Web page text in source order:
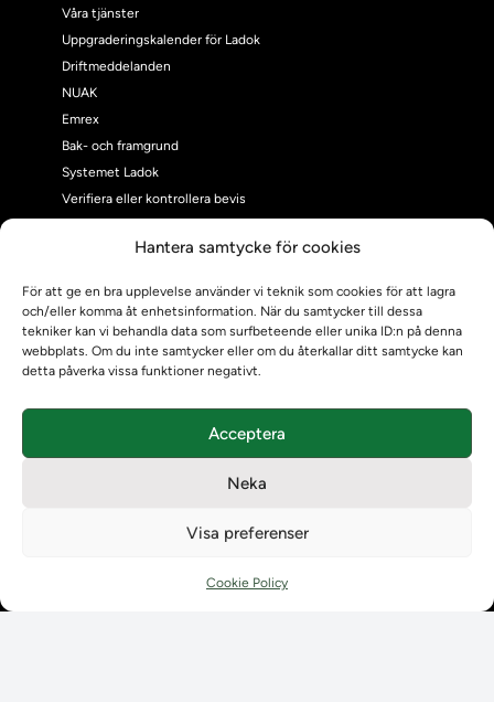
Hantera samtycke för cookies
För att ge en bra upplevelse använder vi teknik som cookies för att lagra
och/eller komma åt enhetsinformation. När du samtycker till dessa
tekniker kan vi behandla data som surfbeteende eller unika ID:n på denna
webbplats. Om du inte samtycker eller om du återkallar ditt samtycke kan
detta påverka vissa funktioner negativt.
Acceptera
Neka
Visa preferenser
Cookie Policy
Våra tjänster
Uppgraderingskalender för Ladok
Driftmeddelanden
NUAK
Emrex
Bak- och framgrund
Systemet Ladok
Verifiera eller kontrollera bevis
Om Ladokkonsortiet
Ladokkonsortiet internationellt
Vision, strategi och produktplan
Användarkontakter
Kontaktuppgifter till lärosätenas Ladoksupport